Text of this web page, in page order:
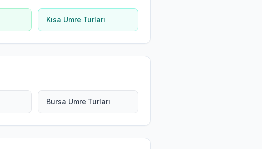
Kısa Umre Turları
Bursa Umre Turları